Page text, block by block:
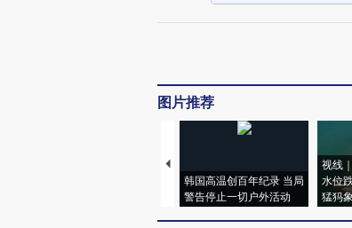
图片推荐
韩国高温创百年纪录 当局
警告停止一切户外活动
视线
水位
猛犸